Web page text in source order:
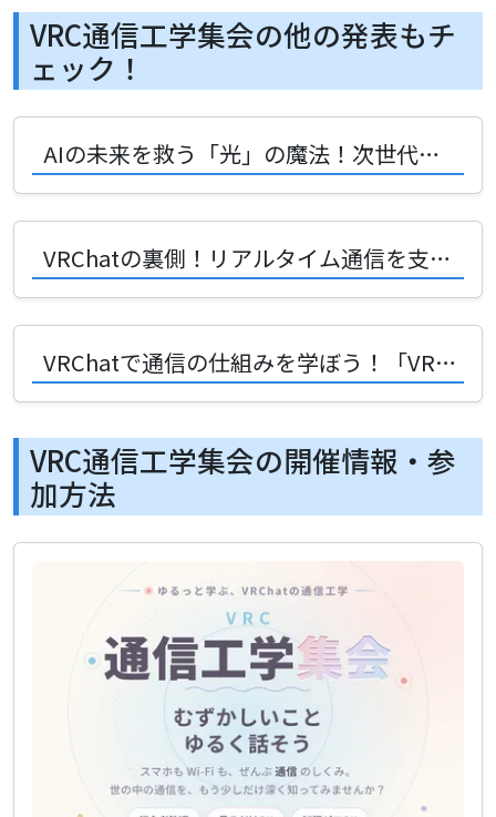
VRC通信工学集会の他の発表もチ
ェック！
AIの未来を救う「光」の魔法！次世代技術CPOと光電融合の最前線！
VRChatの裏側！リアルタイム通信を支える魔法の技術とは？
VRChatで通信の仕組みを学ぼう！「VRC通信工学集会」が拓く新しい知の冒険
VRC通信工学集会の開催情報・参
加方法